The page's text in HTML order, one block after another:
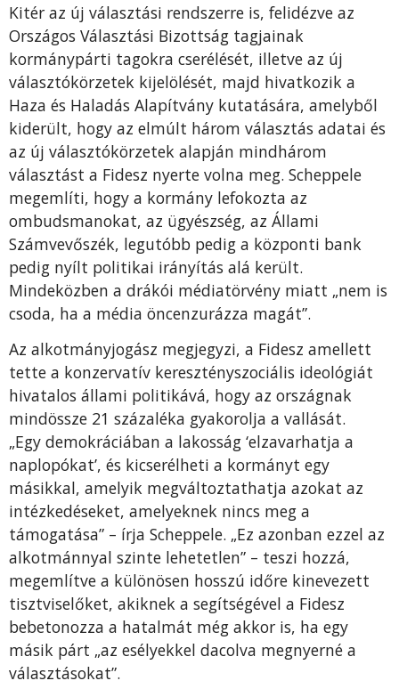
Kitér az új választási rendszerre is, felidézve az
Országos Választási Bizottság tagjainak
kormánypárti tagokra cserélését, illetve az új
választókörzetek kijelölését, majd hivatkozik a
Haza és Haladás Alapítvány kutatására, amelyből
kiderült, hogy az elmúlt három választás adatai és
az új választókörzetek alapján mindhárom
választást a Fidesz nyerte volna meg. Scheppele
megemlíti, hogy a kormány lefokozta az
ombudsmanokat, az ügyészség, az Állami
Számvevőszék, legutóbb pedig a központi bank
pedig nyílt politikai irányítás alá került.
Mindeközben a drákói médiatörvény miatt „nem is
csoda, ha a média öncenzurázza magát”.
Az alkotmányjogász megjegyzi, a Fidesz amellett
tette a konzervatív keresztényszociális ideológiát
hivatalos állami politikává, hogy az országnak
mindössze 21 százaléka gyakorolja a vallását.
„Egy demokráciában a lakosság ‘elzavarhatja a
naplopókat’, és kicserélheti a kormányt egy
másikkal, amelyik megváltoztathatja azokat az
intézkedéseket, amelyeknek nincs meg a
támogatása” – írja Scheppele. „Ez azonban ezzel az
alkotmánnyal szinte lehetetlen” – teszi hozzá,
megemlítve a különösen hosszú időre kinevezett
tisztviselőket, akiknek a segítségével a Fidesz
bebetonozza a hatalmát még akkor is, ha egy
másik párt „az esélyekkel dacolva megnyerné a
választásokat”.